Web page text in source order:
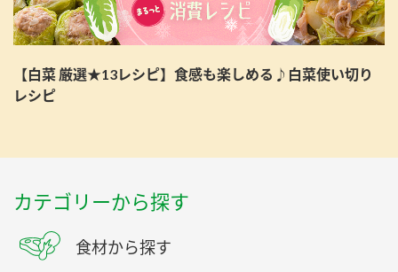
【白菜 厳選★13レシピ】食感も楽しめる♪白菜使い切り
レシピ
カテゴリーから探す
食材から探す